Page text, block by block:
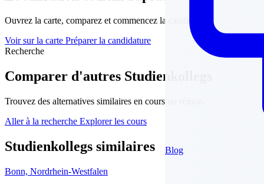
Blog
Ouvrez la carte, comparez et commencez la candidature.
Voir sur la carte Préparer la candidature
Recherche
Comparer d'autres Studienkollegs
Trouvez des alternatives similaires en cours ou région.
Aller à la recherche Explorer les cours
Studienkollegs similaires
Bonn, Nordrhein-Westfalen